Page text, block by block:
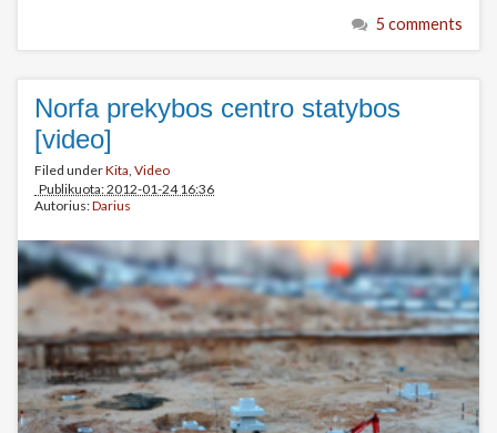
5 comments
Norfa prekybos centro statybos
[video]
Filed underKita Video
Publikuota: 2012-01-24 16:36
Autorius:Darius